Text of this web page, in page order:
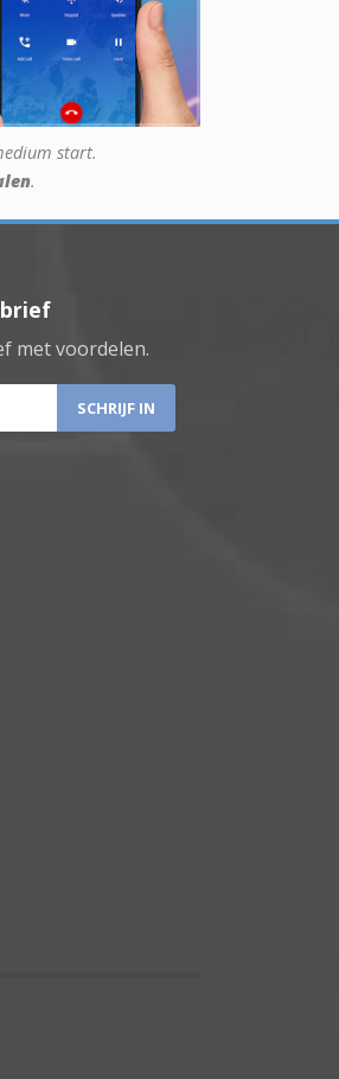
start.
.
met voordelen.